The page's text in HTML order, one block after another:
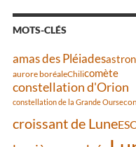
MOTS-CLÉS
amas des Pléiades
aurore boréaleChilicomète
constellation d'Orion
constellation de la Grande Ourse
croissant de Lune